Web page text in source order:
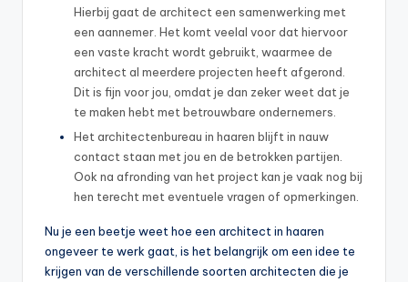
Hierbij gaat de architect een samenwerking met
een aannemer. Het komt veelal voor dat hiervoor
een vaste kracht wordt gebruikt, waarmee de
architect al meerdere projecten heeft afgerond.
Dit is fijn voor jou, omdat je dan zeker weet dat je
te maken hebt met betrouwbare ondernemers.
Het architectenbureau in haaren blijft in nauw
contact staan met jou en de betrokken partijen.
Ook na afronding van het project kan je vaak nog bij
hen terecht met eventuele vragen of opmerkingen.
Nu je een beetje weet hoe een architect in haaren
ongeveer te werk gaat, is het belangrijk om een idee te
krijgen van de verschillende soorten architecten die je